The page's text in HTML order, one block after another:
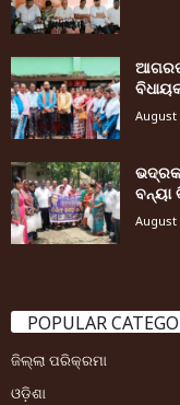
August
ଭଦ୍ରକ
ବନ୍ୟା
August
POPULAR
ଜିଲ୍ଲା ପରିକ୍ରମା
ଓଡ଼ିଶା